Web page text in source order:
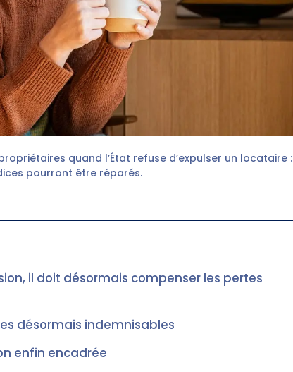
quand l’État refuse d’expulser un locataire :
pourront être réparés.
il doit désormais compenser les pertes
désormais indemnisables
enfin encadrée